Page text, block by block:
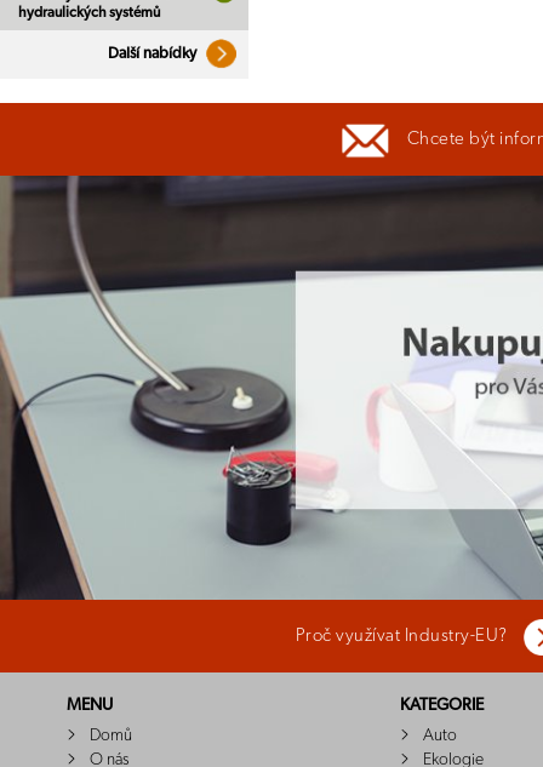
hydraulických systémů
Další nabídky
Chcete být
Proč využívat Industry-EU?
MENU
Domů
O nás
KATEGORIE
Auto
Ekologie